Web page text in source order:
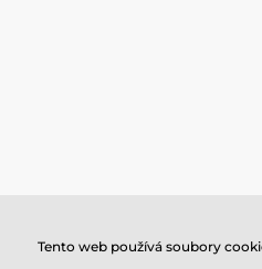
Tento web používá soubory